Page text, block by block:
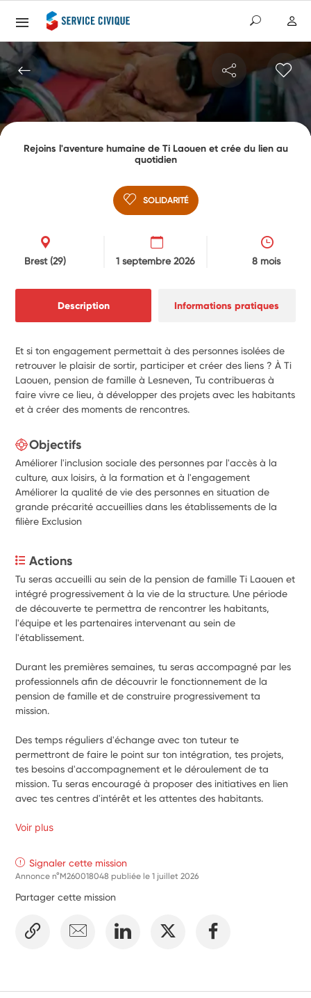
Rejoins l'aventure humaine de Ti Laouen et crée du lien au
quotidien
SOLIDARITÉ
Brest(29) 1 septembre 2026 8 mois
Description Informations pratiques
Et si ton engagement permettait à des personnes isolées de
retrouver le plaisir de sortir, participer et créer des liens ? À Ti
Laouen, pension de famille à Lesneven, Tu contribueras à
faire vivre ce lieu, à développer des projets avec les habitants
et à créer des moments de rencontres.
Objectifs
Améliorer l'inclusion sociale des personnes par l'accès à la
culture, aux loisirs, à la formation et à l'engagement
Améliorer la qualité de vie des personnes en situation de
grande précarité accueillies dans les établissements de la
filière Exclusion
Actions
Tu seras accueilli au sein de la pension de famille Ti Laouen et
intégré progressivement à la vie de la structure. Une période
de découverte te permettra de rencontrer les habitants,
l'équipe et les partenaires intervenant au sein de
l'établissement.
Durant les premières semaines, tu seras accompagné par les
professionnels afin de découvrir le fonctionnement de la
pension de famille et de construire progressivement ta
mission.
Des temps réguliers d'échange avec ton tuteur te
permettront de faire le point sur ton intégration, tes projets,
tes besoins d'accompagnement et le déroulement de ta
mission. Tu seras encouragé à proposer des initiatives en lien
avec tes centres d'intérêt et les attentes des habitants.
Voir plus
Signaler cette mission
Annonce n°M260018048 publiée le1 juillet 2026
Partager cette mission